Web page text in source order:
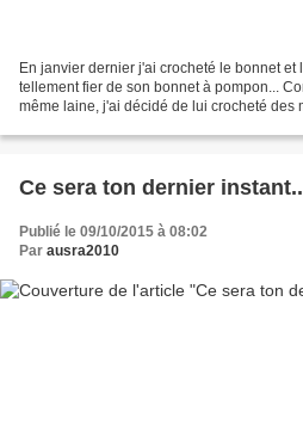
En janvier dernier j'ai crocheté le bonnet et
tellement fier de son bonnet à pompon...
même laine, j'ai décidé de lui crocheté des
Ce sera ton dernier
Publié le 09/10/2015 à 08:02
Par ausra2010